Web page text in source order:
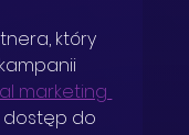
który
marketing
dostęp do